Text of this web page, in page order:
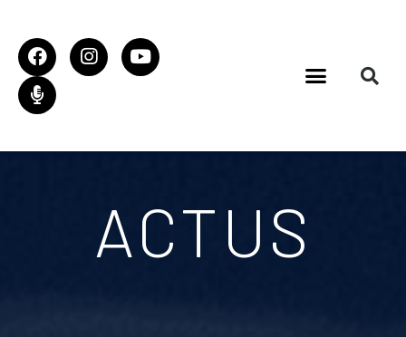
ACTUS